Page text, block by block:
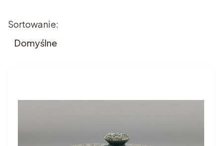
Lista produktów
Sortowanie:
Domyślne